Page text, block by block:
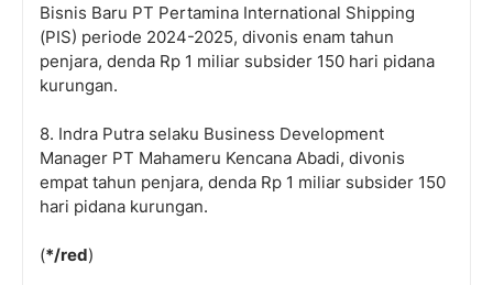
Bisnis Baru PT Pertamina International Shipping
(PIS) periode 2024-2025, divonis enam tahun
penjara, denda Rp 1 miliar subsider 150 hari pidana
kurungan.
8. Indra Putra selaku Business Development
Manager PT Mahameru Kencana Abadi, divonis
empat tahun penjara, denda Rp 1 miliar subsider 150
hari pidana kurungan.
(*/red)